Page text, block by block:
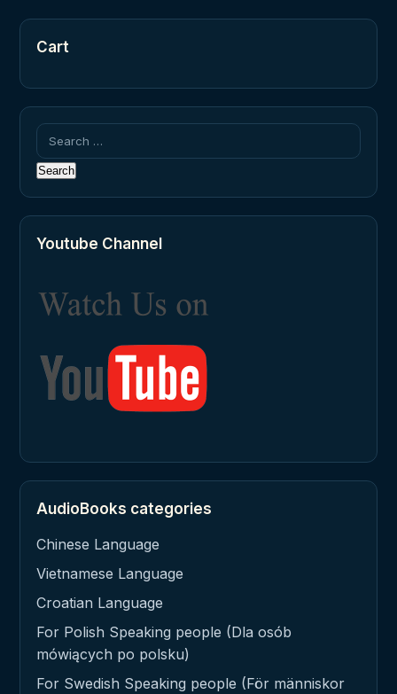
Cart
Search
for:
Youtube Channel
AudioBooks categories
Chinese Language
Vietnamese Language
Croatian Language
For Polish Speaking people (Dla osób
mówiących po polsku)
For Swedish Speaking people (För människor